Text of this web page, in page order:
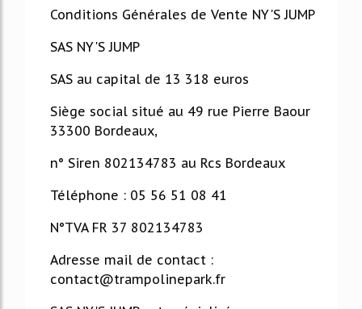
Conditions Générales de Vente NY'S JUMP
SAS NY'S JUMP
SAS au capital de 13 318 euros
Siège social situé au 49 rue Pierre Baour
33300 Bordeaux,
n° Siren 802134783 au Rcs Bordeaux
Téléphone : 05 56 51 08 41
N°TVA FR 37 802134783
Adresse mail de contact :
contact@trampolinepark.fr